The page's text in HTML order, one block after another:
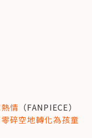
情 （FANPIECE）
碎空地轉化為孩童